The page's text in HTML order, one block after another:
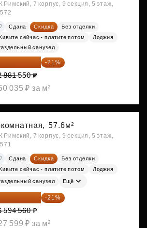
Римский, 7 корпус, 9 секция, 5 этаж,
Сдана Скидка
Без отделки
сейчас - платите потом
Лоджия
санузел
176 425 ₽ -21%
881 550 ₽
035 ₽ за м²
57.6м²
Римский, 7 корпус, 9 секция, 5 этаж,
Сдана Скидка
Без отделки
сейчас - платите потом
Лоджия
санузел Ещё
109 702 ₽ -21%
594 560 ₽
599 ₽ за м²